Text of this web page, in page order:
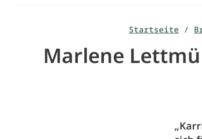
Startseite /
Marlene